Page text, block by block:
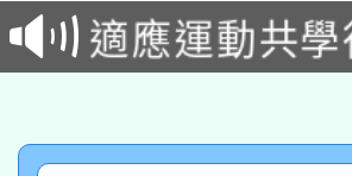
招甄選結果
適應運動共
本館辦理115
暨閱讀推動
科技賦能─人